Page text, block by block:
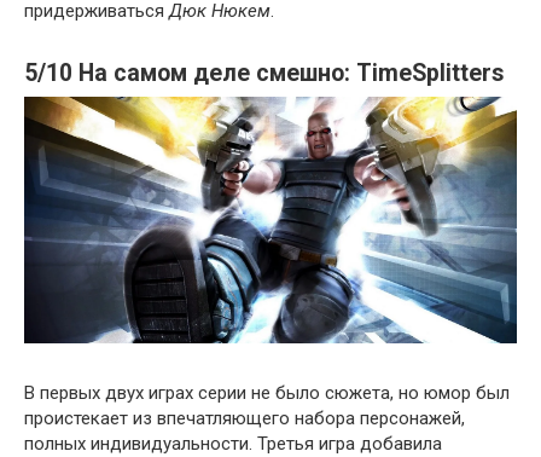
придерживатьсяДюк Нюкем.
5/10 На самом деле смешно: TimeSplitters
В первых двух играх серии не было сюжета, но юмор был
проистекает из впечатляющего набора персонажей,
полных индивидуальности. Третья игра добавила